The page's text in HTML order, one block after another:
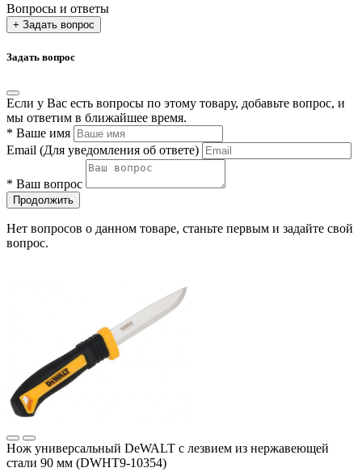
Вопросы и ответы
+ Задать вопрос
Задать вопрос
Если у Вас есть вопросы по этому товару, добавьте вопрос, и
мы ответим в ближайшее время.
* Ваше имя
Email (Для уведомления об ответе)
* Ваш вопрос
Продолжить
Нет вопросов о данном товаре, станьте первым и задайте свой
вопрос.
Нож универсальный DeWALT с лезвием из нержавеющей
стали 90 мм (DWHT9-10354)